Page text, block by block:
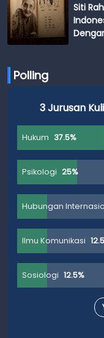
Siti
Polling
3 Jurusan
Hukum 37.5%
Psikologi 25%
Hubungan
Ilmu Komunikasi
Sosiologi 12.5%